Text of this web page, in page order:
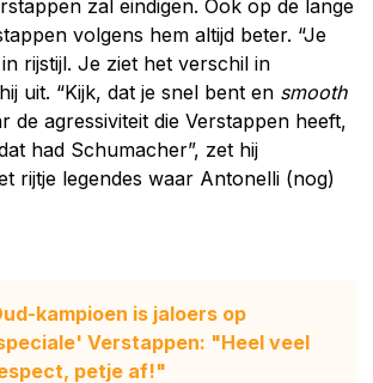
zal eindigen. Ook op de lange
volgens hem altijd beter. “Je
rijstijl. Je ziet het verschil in
uit. “Kijk, dat je snel bent en smooth
de agressiviteit die Verstappen heeft,
had Schumacher”, zet hij
rijtje legendes waar Antonelli (nog)
kampioen is jaloers op
Verstappen: "Heel veel
petje af!"